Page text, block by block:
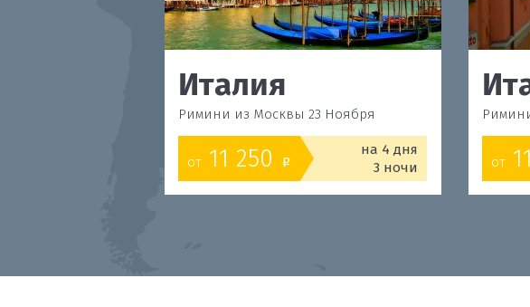
Италия
Римини из Москвы 23 Ноября
от 11 250 o
на 4 дня
3 ночи
от